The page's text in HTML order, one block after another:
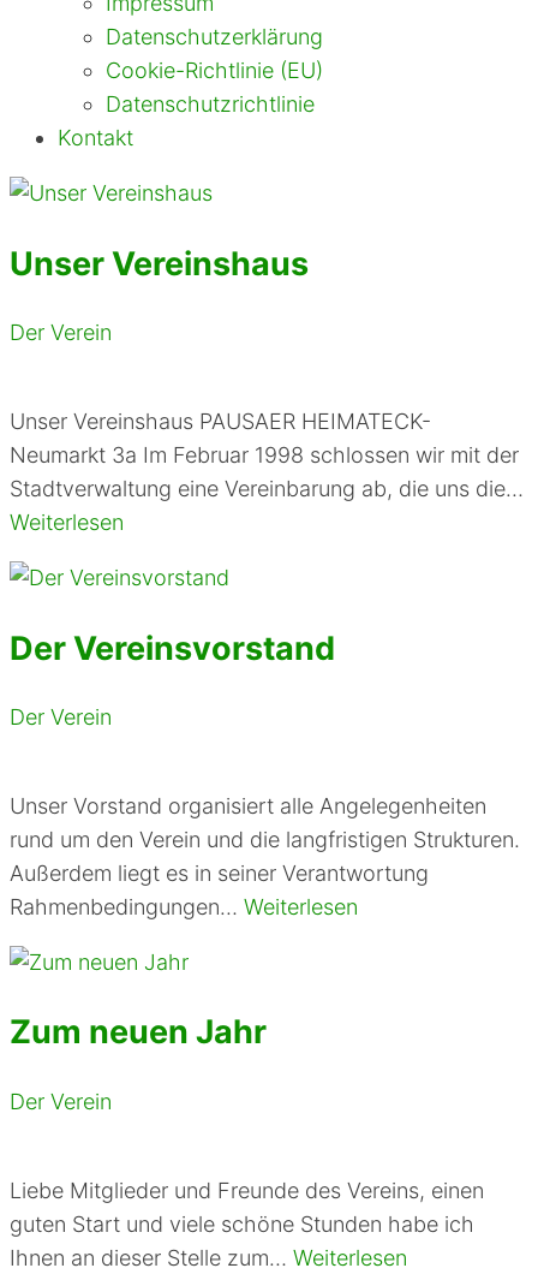
Datenschutzerklärung
Cookie-Richtlinie (EU)
Datenschutzrichtlinie
Kontakt
Unser Vereinshaus
Der Verein
Unser Vereinshaus PAUSAER HEIMATECK-
Neumarkt 3a Im Februar 1998 schlossen wir mit der
Stadtverwaltung eine Vereinbarung ab, die uns die…
Weiterlesen
Der Vereinsvorstand
Der Verein
Unser Vorstand organisiert alle Angelegenheiten
rund um den Verein und die langfristigen Strukturen.
Außerdem liegt es in seiner Verantwortung
Rahmenbedingungen… Weiterlesen
Zum neuen Jahr
Der Verein
Liebe Mitglieder und Freunde des Vereins, einen
guten Start und viele schöne Stunden habe ich
Ihnen an dieser Stelle zum… Weiterlesen